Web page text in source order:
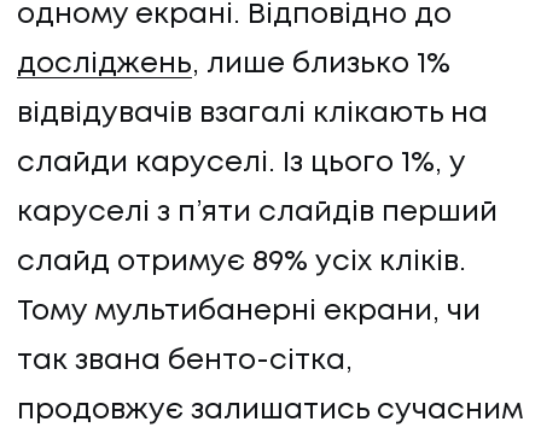
одному екрані. Відповідно до
досліджень, лише близько 1%
відвідувачів взагалі клікають на
слайди каруселі. Із цього 1%, у
каруселі з п’яти слайдів перший
слайд отримує 89% усіх кліків.
Тому мультибанерні екрани, чи
так звана бенто-сітка,
продовжує залишатись сучасним